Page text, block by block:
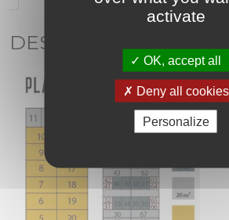
DESCRIPTION
activate
OK, accept all
Deny all cookies
Personalize